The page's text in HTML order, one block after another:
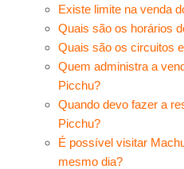
Existe limite na venda
Quais são os horários
Quais são os circuitos
Quem administra a
Picchu?
Quando devo fazer a
Picchu?
É possível visitar
mesmo dia?